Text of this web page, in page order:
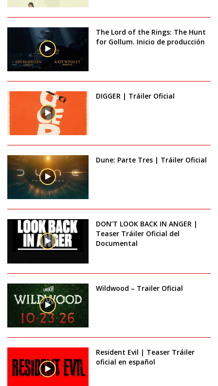
The Lord of the Rings: The Hunt
for Gollum. Inicio de producción
DIGGER | Tráiler Oficial
Dune: Parte Tres | Tráiler Oficial
DON’T LOOK BACK IN ANGER |
Teaser Tráiler Oficial del
Documental
Wildwood – Trailer Oficial
Resident Evil | Teaser Tráiler
oficial en español